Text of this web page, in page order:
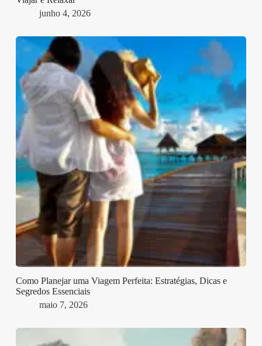
junho 4, 2026
Como Planejar uma Viagem Perfeita: Estratégias, Dicas e
Segredos Essenciais
maio 7, 2026